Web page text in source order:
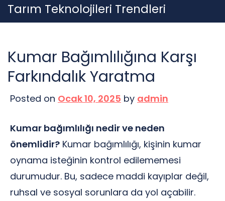
Skip
to
Tarım Teknolojileri Trendleri
Kumar Bağımlılığına Karşı
Farkındalık Yaratma
Posted on Ocak 10, 2025 by admin
Kumar bağımlılığı nedir ve neden
önemlidir? Kumar bağımlılığı, kişinin kumar
oynama isteğinin kontrol edilememesi
durumudur. Bu, sadece maddi kayıplar değil,
ruhsal ve sosyal sorunlara da yol açabilir.